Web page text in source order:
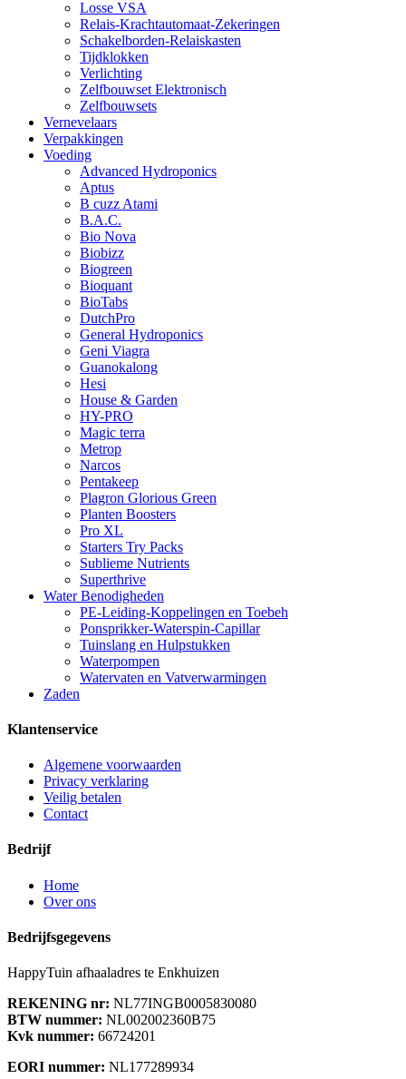
Losse VSA
Relais-Krachtautomaat-Zekeringen
Schakelborden-Relaiskasten
Tijdklokken
Verlichting
Zelfbouwset Elektronisch
Zelfbouwsets
Vernevelaars
Verpakkingen
Voeding
Advanced Hydroponics
Aptus
B cuzz Atami
B.A.C.
Bio Nova
Biobizz
Biogreen
Bioquant
BioTabs
DutchPro
General Hydroponics
Geni Viagra
Guanokalong
Hesi
House & Garden
HY-PRO
Magic terra
Metrop
Narcos
Pentakeep
Plagron Glorious Green
Planten Boosters
Pro XL
Starters Try Packs
Sublieme Nutrients
Superthrive
Water Benodigheden
PE-Leiding-Koppelingen en Toebeh
Ponsprikker-Waterspin-Capillar
Tuinslang en Hulpstukken
Waterpompen
Watervaten en Vatverwarmingen
Zaden
Klantenservice
Algemene voorwaarden
Privacy verklaring
Veilig betalen
Contact
Bedrijf
Home
Over ons
Bedrijfsgegevens
HappyTuin afhaaladres te Enkhuizen
REKENING nr: NL77INGB0005830080
BTW nummer: NL002002360B75
Kvk nummer: 66724201
EORI nummer: NL177289934